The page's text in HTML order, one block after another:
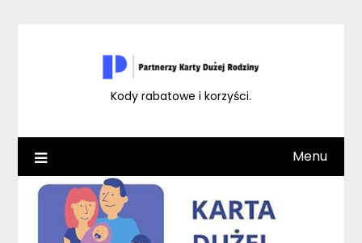
Kody rabatowe i korzyści.
Menu